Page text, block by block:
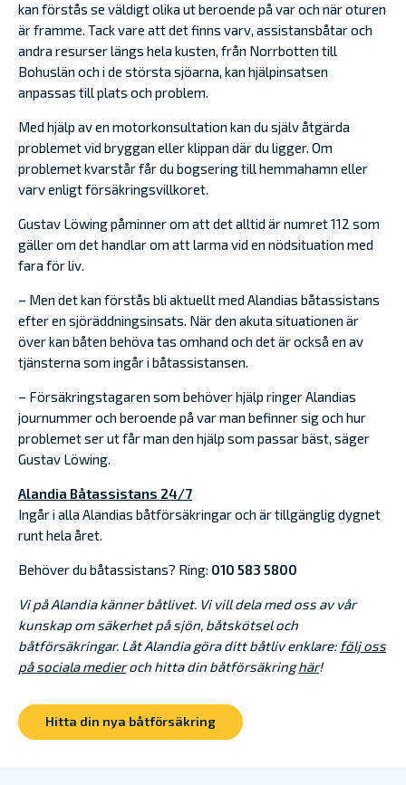
kan förstås se väldigt olika ut beroende på var och när oturen
är framme. Tack vare att det finns varv, assistansbåtar och
andra resurser längs hela kusten, från Norrbotten till
Bohuslän och i de största sjöarna, kan hjälpinsatsen
anpassas till plats och problem.
Med hjälp av en motorkonsultation kan du själv åtgärda
problemet vid bryggan eller klippan där du ligger. Om
problemet kvarstår får du bogsering till hemmahamn eller
varv enligt försäkringsvillkoret.
Gustav Löwing påminner om att det alltid är numret 112 som
gäller om det handlar om att larma vid en nödsituation med
fara för liv.
– Men det kan förstås bli aktuellt med Alandias båtassistans
efter en sjöräddningsinsats. När den akuta situationen är
över kan båten behöva tas omhand och det är också en av
tjänsterna som ingår i båtassistansen.
– Försäkringstagaren som behöver hjälp ringer Alandias
journummer och beroende på var man befinner sig och hur
problemet ser ut får man den hjälp som passar bäst, säger
Gustav Löwing.
Alandia Båtassistans 24/7
Ingår i alla Alandias båtförsäkringar och är tillgänglig dygnet
runt hela året.
Behöver du båtassistans? Ring: 010 583 5800
Vi på Alandia känner båtlivet. Vi vill dela med oss av vår
kunskap om säkerhet på sjön, båtskötsel och
båtförsäkringar. Låt Alandia göra ditt båtliv enklare: följ oss
på sociala medieroch hitta din båtförsäkringhär!
Hitta din nya båtförsäkring